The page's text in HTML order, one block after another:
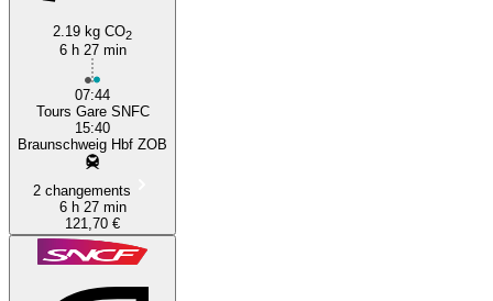
2.19 kg CO2
6 h 27 min
07:44
Tours Gare SNFC
15:40
Braunschweig Hbf ZOB
2 changements
6 h 27 min
121,70 €